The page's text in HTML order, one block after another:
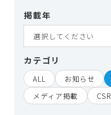
掲載年
カテゴリ
ALL お知らせ
メディア掲載
CSR